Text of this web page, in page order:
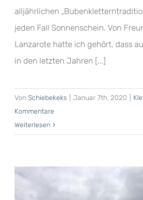
alljährlichen
jeden Fall Sonnenschein. Von
Lanzarote hatte ich gehört, dass
in den letzten Jahren [...]
Von Schiebekeks Januar 7th, 2020
Kommentare
Weiterlesen